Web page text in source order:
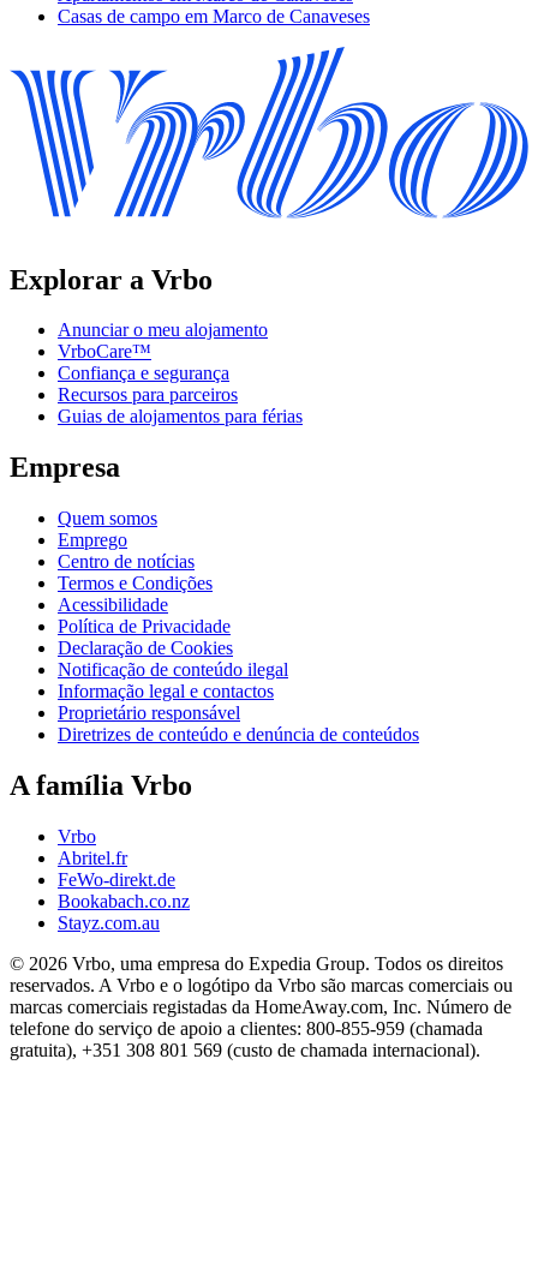
Casas de campo em Marco de Canaveses
Explorar a Vrbo
Anunciar o meu alojamento
VrboCare™
Confiança e segurança
Recursos para parceiros
Guias de alojamentos para férias
Empresa
Quem somos
Emprego
Centro de notícias
Termos e Condições
Acessibilidade
Política de Privacidade
Declaração de Cookies
Notificação de conteúdo ilegal
Informação legal e contactos
Proprietário responsável
Diretrizes de conteúdo e denúncia de conteúdos
A família Vrbo
Vrbo
Abritel.fr
FeWo-direkt.de
Bookabach.co.nz
Stayz.com.au
© 2026 Vrbo, uma empresa do Expedia Group. Todos os direitos
reservados. A Vrbo e o logótipo da Vrbo são marcas comerciais ou
marcas comerciais registadas da HomeAway.com, Inc. Número de
telefone do serviço de apoio a clientes: 800-855-959 (chamada
gratuita), +351 308 801 569 (custo de chamada internacional).